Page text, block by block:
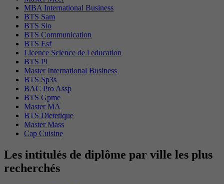
MBA International Business
BTS Sam
BTS Sio
BTS Communication
BTS Esf
Licence Science de l education
BTS Pi
Master International Business
BTS Sp3s
BAC Pro Assp
BTS Gpme
Master MA
BTS Dietetique
Master Mass
Cap Cuisine
Les intitulés de diplôme par ville les plus
recherchés